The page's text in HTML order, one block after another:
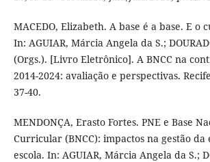
MACEDO, Elizabeth. A base é a base. E o
In: AGUIAR, Márcia Angela da S.;
(Orgs.). [Livro Eletrônico]. A BNCC na
2014-2024: avaliação e perspectivas.
37-40.
MENDONÇA, Erasto Fortes. PNE e Base
Curricular (BNCC): impactos na gestão da
escola. In: AGUIAR, Márcia Angela da S.;